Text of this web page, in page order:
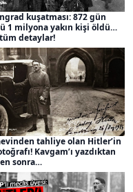
kuşatması: 872 gün
1 milyona yakın kişi öldü…
detaylar!
tahliye olan Hitler’in
Kavgam’ı yazdıktan
sonra…